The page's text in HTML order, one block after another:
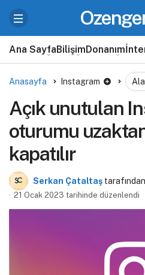
Ana SayfaBilişimDonanım
Anasayfa Instagram
Açık unutulan
oturumu
kapatılır
Serkan Çataltaş tarafından
21 Ocak 2023 tarihinde düzenlendi